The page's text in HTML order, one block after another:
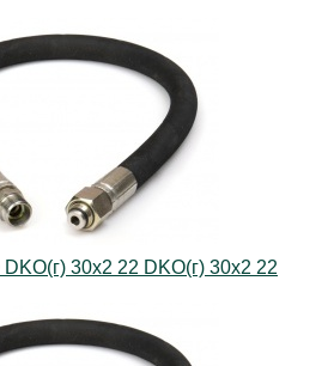
30х2 22 DKO(г) 30х2 22